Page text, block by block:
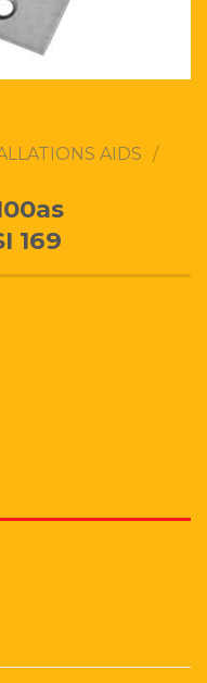
AIDS /
169